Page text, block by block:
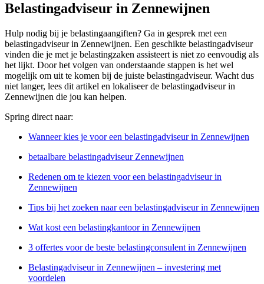
Belastingadviseur in Zennewijnen
Hulp nodig bij je belastingaangiften? Ga in gesprek met een
belastingadviseur in Zennewijnen. Een geschikte belastingadviseur
vinden die je met je belastingzaken assisteert is niet zo eenvoudig als
het lijkt. Door het volgen van onderstaande stappen is het wel
mogelijk om uit te komen bij de juiste belastingadviseur. Wacht dus
niet langer, lees dit artikel en lokaliseer de belastingadviseur in
Zennewijnen die jou kan helpen.
Spring direct naar:
Wanneer kies je voor een belastingadviseur in Zennewijnen
betaalbare belastingadviseur Zennewijnen
Redenen om te kiezen voor een belastingadviseur in
Zennewijnen
Tips bij het zoeken naar een belastingadviseur in Zennewijnen
Wat kost een belastingkantoor in Zennewijnen
3 offertes voor de beste belastingconsulent in Zennewijnen
Belastingadviseur in Zennewijnen – investering met
voordelen